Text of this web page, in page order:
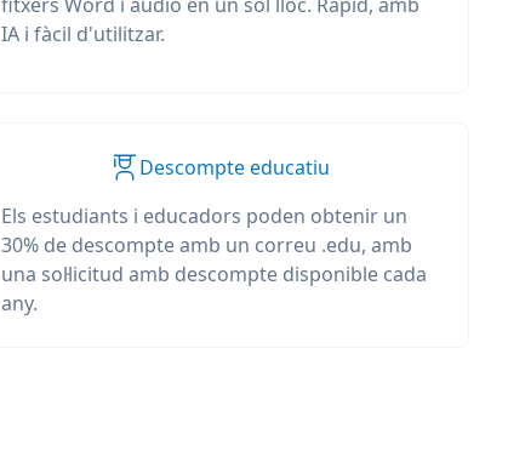
IA i fàcil d'utilitzar.
Descompte educatiu
Els estudiants i educadors poden obtenir un
30% de descompte amb un correu .edu, amb
una sol·licitud amb descompte disponible cada
any.